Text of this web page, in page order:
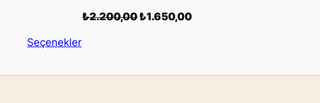
₺2.200,00Orijinal
₺1.650,00Şu
Seçenekler